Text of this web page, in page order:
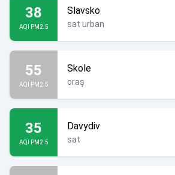
38
AQI PM2.5
Slavsko
sat urban
55
AQI PM2.5
Skole
oraș
35
AQI PM2.5
Davydiv
sat